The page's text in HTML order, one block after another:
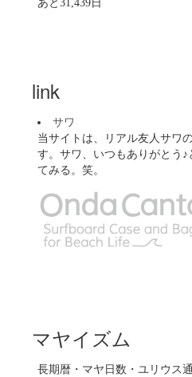
あと31,439日
link
サワ
当サイトは、リアル友人サワ
す。サワ、いつもありがとう
てみる。笑。
マヤイズム
長期暦・マヤ日数・ユリウス